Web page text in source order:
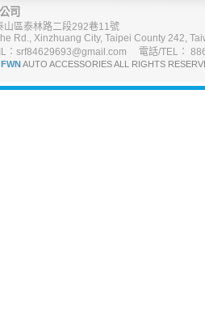
司
山區泰林路二段292巷11號
Rd., Xinzhuang City, Taipei County 242,
：srf84629693@gmail.com 電話/TEL：
AUTO ACCESSORIES ALL RIGHTS